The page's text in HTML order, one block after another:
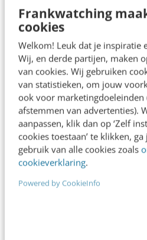
Frankwatching
cookies
Welkom! Leuk dat je inspiratie
Wij, en derde partijen, maken
van cookies. Wij gebruiken
van statistieken, om jouw
ook voor
afstemmen van advertenties).
aanpassen, klik dan op ‘Zelf
cookies toestaan’ te klikken,
gebruik van alle cookies zoals
cookieverklaring.
Powered by CookieInfo
Dat we willen dat onze
op smartphone en tablet
opties zijn er om deze…
Stephanie Kloet· 13 jaar